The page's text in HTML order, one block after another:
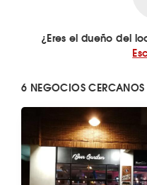
¿Eres el dueño del
6 NEGOCIOS CERCANOS